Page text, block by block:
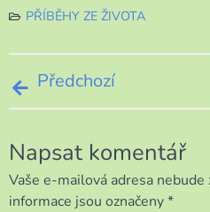
PŘÍBĚHY ZE ŽIVOTA
Navigace
příspěvek
Předchozí
Napsat komentář
Vaše e-mailová adresa nebude
informace jsou označeny*